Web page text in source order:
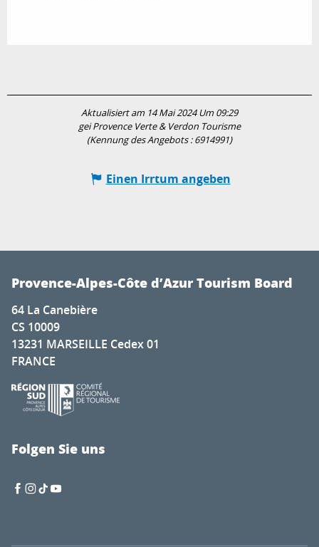
Aktualisiert am 14 Mai 2024 Um 09:29
gei Provence Verte & Verdon Tourisme
(Kennung des Angebots :6914991)
Einen Irrtum angeben
Provence-Alpes-Côte d’Azur Tourism Board
64 La Canebière
CS 10009
13231 MARSEILLE Cedex 01
FRANCE
Folgen Sie uns